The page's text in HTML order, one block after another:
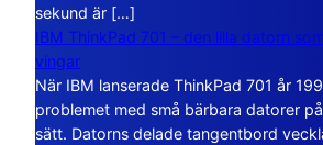
sekund är […]
IBM ThinkPad 701 – den lilla datorn
vingar
När IBM lanserade ThinkPad 701 år
problemet med små bärbara datorer
sätt. Datorns delade tangentbord